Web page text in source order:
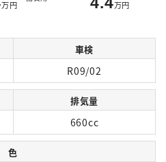
万円
万円
車検
R09/02
排気量
660cc
色